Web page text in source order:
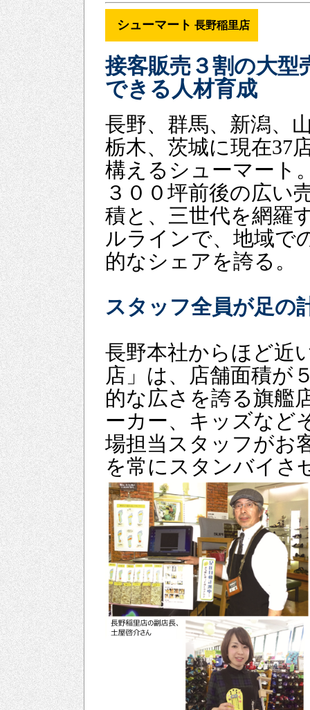
シューマート 長野稲里店
接客販売３割の大
できる人材育成
長野、群馬、新潟、
栃木、茨城に現在37
構えるシューマート
３００坪前後の広い
積と、三世代を網羅
ルラインで、地域で
的なシェアを誇る。
スタッフ全員が足の
長野本社からほど近
店」は、店舗面積が
的な広さを誇る旗艦
ーカー、キッズなど
場担当スタッフがお
を常にスタンバイさ